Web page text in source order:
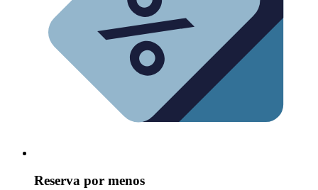
Reserva por menos